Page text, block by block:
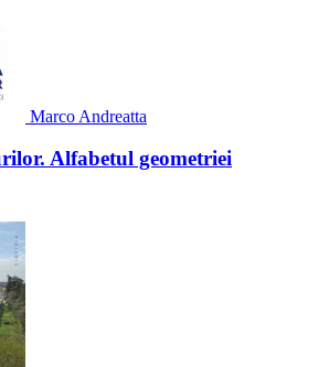
Marco Andreatta
Alfabetul geometriei